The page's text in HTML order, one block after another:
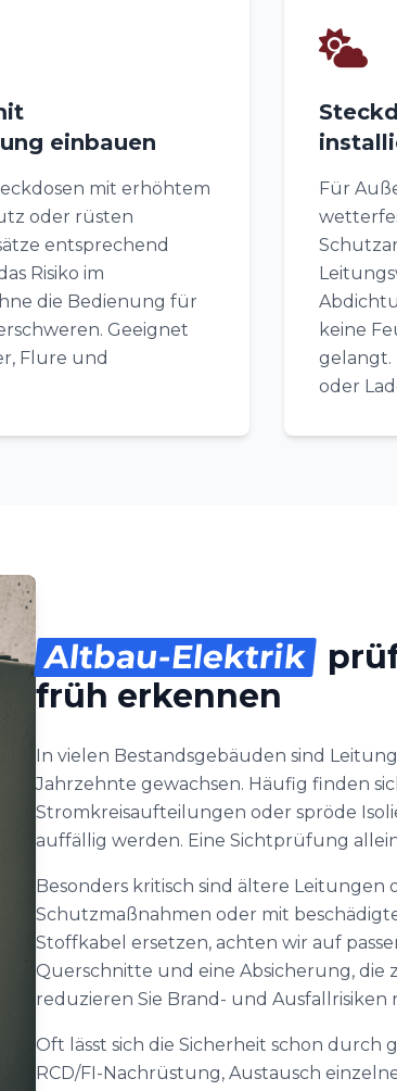
einbauen
mit erhöhtem
oder rüsten
entsprechend
Risiko im
die Bedienung für
Geeignet
Flure und
Für
keine
gelangt.
oder
Altbau-Elektrik
früh erkennen
In vielen Bestandsgebäuden sind
Jahrzehnte gewachsen. Häufig finden
Stromkreisaufteilungen oder spröde
auffällig werden. Eine Sichtprüfung
Besonders kritisch sind ältere Leitungen
Schutzmaßnahmen oder mit
Stoffkabel ersetzen, achten wir auf
Querschnitte und eine Absicherung, die
reduzieren Sie Brand- und Ausfallrisiken
Oft lässt sich die Sicherheit schon durch
RCD/FI-Nachrüstung, Austausch